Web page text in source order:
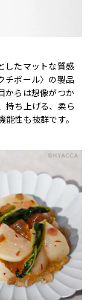
したマットな質感
チポール〉の製品
からは想像がつか
持ち上げる、柔ら
性も抜群です。